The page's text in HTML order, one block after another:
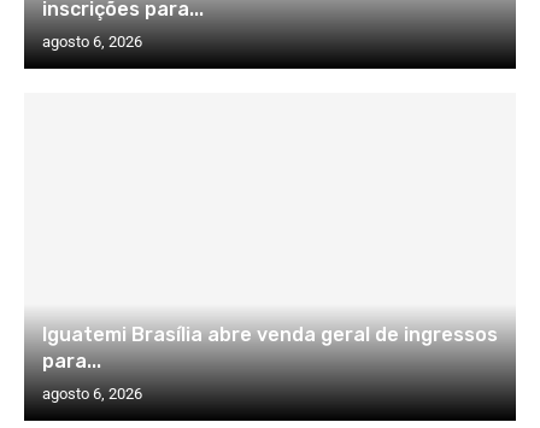
inscrições para...
agosto 6, 2026
Iguatemi Brasília abre venda geral de ingressos
para...
agosto 6, 2026